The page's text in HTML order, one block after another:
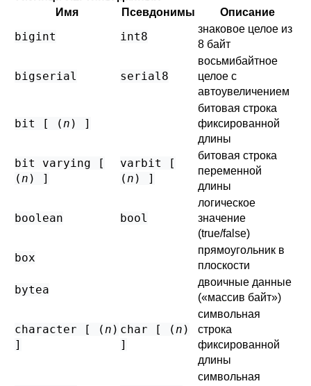
Имя
Псевдонимы Описание
bigint int8
знаковое целое из
8 байт
bigserial serial8
восьмибайтное
целое с
автоувеличением
bit [ (n ) ]
битовая строка
фиксированной
длины
bit varying [
(n ) ]
varbit [
(n ) ]
битовая строка
переменной
длины
boolean bool
логическое
значение
(true/false)
box
прямоугольник в
плоскости
bytea
двоичные данные
(«массив байт»)
character [ (n )
]
char [ (n )
]
символьная
строка
фиксированной
длины
символьная